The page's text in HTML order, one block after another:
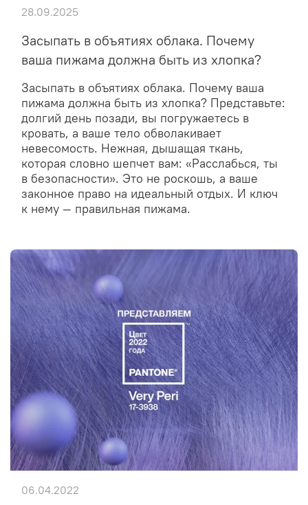
Засыпать в объятиях облака. Почему
ваша пижама должна быть из хлопка?
Засыпать в объятиях облака. Почему ваша
пижама должна быть из хлопка? Представьте:
долгий день позади, вы погружаетесь в
кровать, а ваше тело обволакивает
невесомость. Нежная, дышащая ткань,
которая словно шепчет вам: «Расслабься, ты
в безопасности». Это не роскошь, а ваше
законное право на идеальный отдых. И ключ
к нему — правильная пижама.
28.09.2025
06.04.2022